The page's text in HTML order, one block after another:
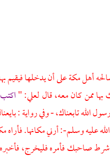
أهلمكةعلى أن يدخلها فيقيم
ممن كان معه، قاللعلي: "
الله تابعناك، - وفي رواية :
عليه وسلم-: أرني مكانها.
صاحبك فأمره فليخرج،